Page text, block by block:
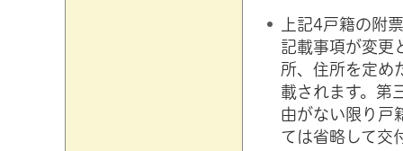
上記4戸籍の附
記載事項が変更
所、住所を定め
載されます。第
由がない限り戸
ては省略して交